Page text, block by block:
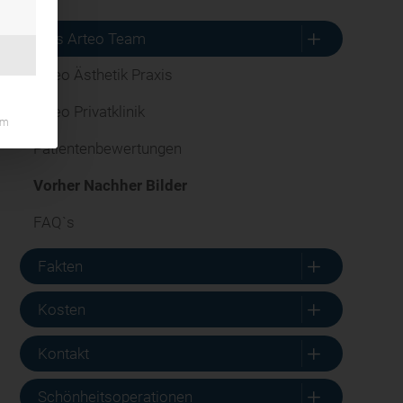
Das Arteo Team L
Arteo Ästhetik Praxis
Arteo Privatklinik
Patientenbewertungen
Vorher Nachher Bilder
FAQ`s
Fakten L
Kosten L
Kontakt L
Schönheitsoperationen L